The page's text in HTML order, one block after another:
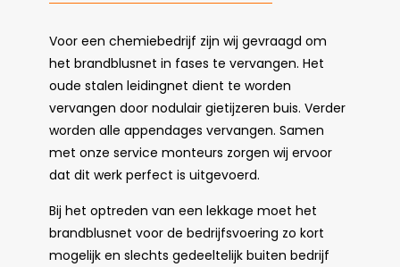
Voor een chemiebedrijf zijn wij gevraagd om
het brandblusnet in fases te vervangen. Het
oude stalen leidingnet dient te worden
vervangen door nodulair gietijzeren buis. Verder
worden alle appendages vervangen. Samen
met onze service monteurs zorgen wij ervoor
dat dit werk perfect is uitgevoerd.
Bij het optreden van een lekkage moet het
brandblusnet voor de bedrijfsvoering zo kort
mogelijk en slechts gedeeltelijk buiten bedrijf